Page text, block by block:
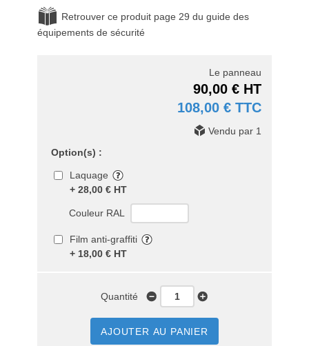
Retrouver ce produit page 29 du guide des
équipements de sécurité
Le panneau
90,00 € HT
108,00 € TTC
Vendu par 1
Option(s) :
Laquage
+ 28,00 € HT
Couleur RAL
Film anti-graffiti
+ 18,00 € HT
Quantité
AJOUTER AU PANIER